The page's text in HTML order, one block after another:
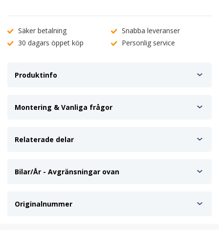
Ange registreringsnummer (ABC 123) för att kontrollera
passform. Vid oklarheter, kontakta vårkundtjänst.
Säker betalning
Snabba leveranser
30 dagars öppet köp
Personlig service
Produktinfo
Montering & Vanliga frågor
Relaterade delar
Bilar/År - Avgränsningar ovan
Originalnummer